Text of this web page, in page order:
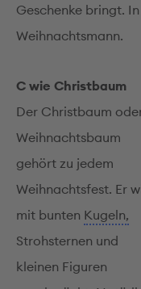
Geschenke bringt.
Weihnachtsmann.
C wie Christbaum
Der Christbaum
Weihnachts­baum
gehört zu jedem
Weihnachts­fest. Er
mit bunten Kugeln,
Strohsternen und
kleinen Figuren